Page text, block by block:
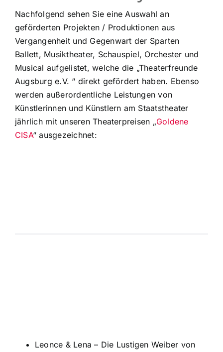
Nachfolgend sehen Sie eine Auswahl an
geförderten Projekten / Produktionen aus
Vergangenheit und Gegenwart der Sparten
Ballett, Musiktheater, Schauspiel, Orchester und
Musical aufgelistet, welche die „Theaterfreunde
Augsburg e.V. “ direkt gefördert haben. Ebenso
werden außerordentliche Leistungen von
Künstlerinnen und Künstlern am Staatstheater
jährlich mit unseren Theaterpreisen „Goldene
CISA“ ausgezeichnet:
Python’s Spamalot